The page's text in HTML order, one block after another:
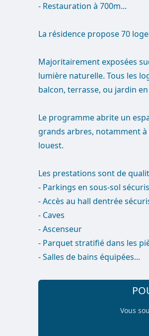
- Restauration à 700m...
La résidence propose 70
Majoritairement exposées
lumière naturelle. Tous les
balcon, terrasse, ou jardin
Le programme abrite un
grands arbres, notamment
louest.
Les prestations sont de
- Parkings en sous-sol
- Accès au hall dentrée
- Caves
- Ascenseur
- Parquet stratifié dans les
- Salles de bains équipées...
Vous